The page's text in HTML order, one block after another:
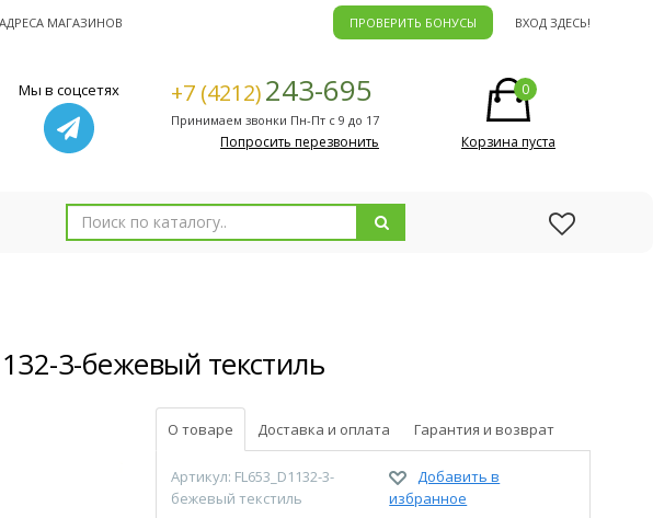
АДРЕСА МАГАЗИНОВ ПРОВЕРИТЬ БОНУСЫ ВХОД ЗДЕСЬ!
Мы в соцсетях +7 (4212)243-695
Принимаем звонки Пн-Пт с 9 до 17
Попросить перезвонить
0
Корзина пуста
3-бежевый текстиль
О товаре Доставка и оплата Гарантия и возврат
Артикул: FL653_D1132-3-
бежевый текстиль
Добавить в
избранное